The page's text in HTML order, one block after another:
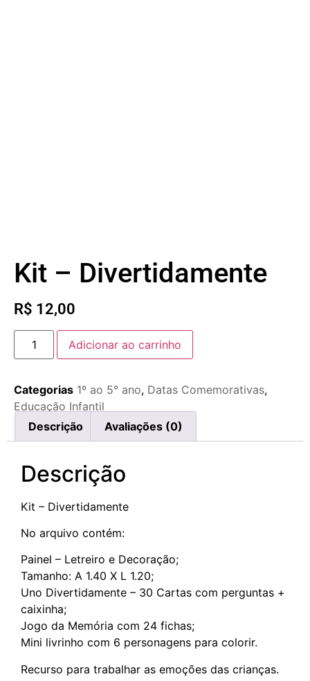
Kit – Divertidamente
R$ 12,00
Adicionar ao carrinho
Categorias 1º ao 5° ano, Datas Comemorativas,
Educação Infantil
Descrição
Avaliações (0)
Descrição
Kit – Divertidamente
No arquivo contém:
Painel – Letreiro e Decoração;
Tamanho: A 1.40 X L 1.20;
Uno Divertidamente – 30 Cartas com perguntas +
caixinha;
Jogo da Memória com 24 fichas;
Mini livrinho com 6 personagens para colorir.
Recurso para trabalhar as emoções das crianças.